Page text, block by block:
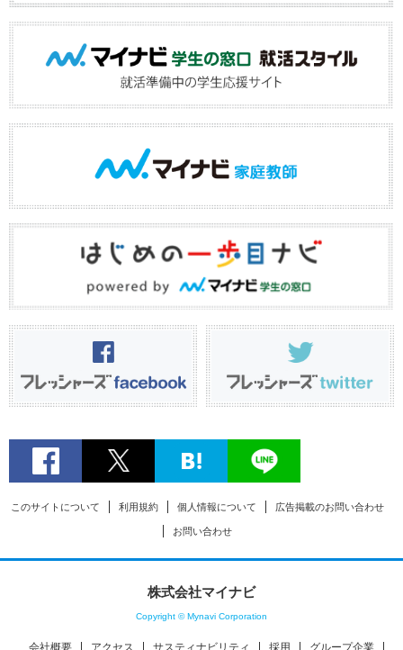
このサイトについて 利用規約 個人情報について 広告掲載のお問い合わせ
お問い合わせ
株式会社マイナビ
Copyright © Mynavi Corporation
会社概要 アクセス サスティナビリティ 採用 グループ企業